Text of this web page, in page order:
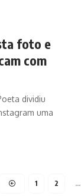
foto e
com
dividiu
uma
1 2 …